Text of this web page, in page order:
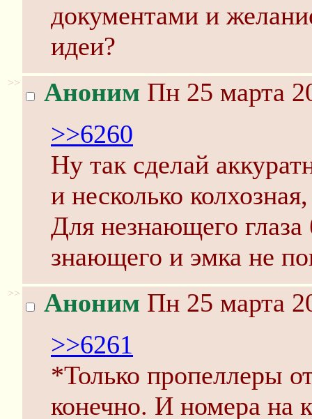
документами и
идеи?
>> Аноним Пн 25 марта
>>6260
Ну так сделай
и несколько
Для незнающего
знающего и эмка не
>> Аноним Пн 25 марта
>>6261
*Только пропеллеры
конечно. И номера на